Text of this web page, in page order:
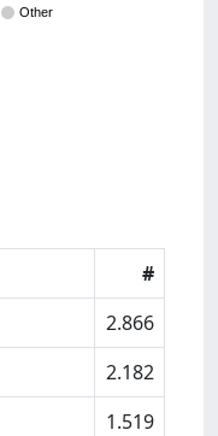
Other
#
2.866
2.182
1.519